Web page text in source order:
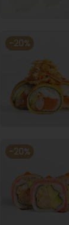
-20%
-20%